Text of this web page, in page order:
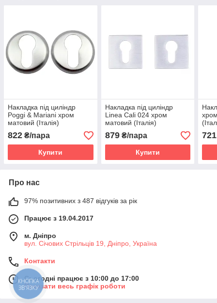
Накладка під циліндр
Poggi & Mariani хром
матовий (Італія)
822 ₴/пара
Купити
Накладка під циліндр
Linea Cali 024 хром
матовий (Італія)
879₴/пара
Купити
721
Про нас
97% позитивних з 487 відгуків за рік
Працює з 19.04.2017
м. Дніпро
вул. Січових Стрільців 19, Дніпро, Україна
Контакти
Сьогодні працює з 10:00 до 17:00
Показати весь графік роботи
КНОПКА
ЗВ'ЯЗКУ